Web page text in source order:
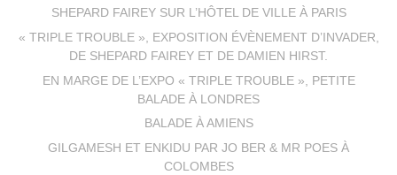
SHEPARD FAIREY SUR L’HÔTEL DE VILLE À PARIS
« TRIPLE TROUBLE », EXPOSITION ÉVÈNEMENT D’INVADER,
DE SHEPARD FAIREY ET DE DAMIEN HIRST.
EN MARGE DE L’EXPO « TRIPLE TROUBLE », PETITE
BALADE À LONDRES
BALADE À AMIENS
GILGAMESH ET ENKIDU PAR JO BER & MR POES À
COLOMBES